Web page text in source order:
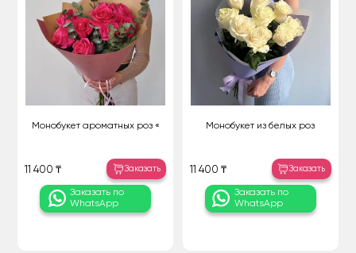
Монобукет ароматных роз «
11 400 ₸ Заказать
Заказать по
WhatsApp
Монобукет из белых роз
11 400 ₸ Заказать
Заказать по
WhatsApp